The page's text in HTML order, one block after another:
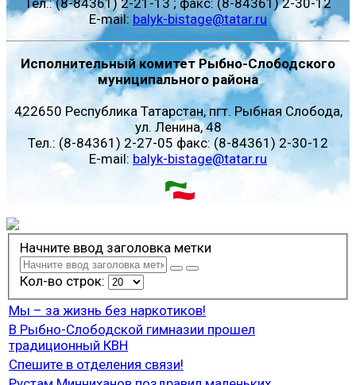
E-mail: balyk-bistage@tatar.ru
Исполнительный комитет Рыбно-Слободского
муниципального района
422650 Республика Татарстан, пгт. Рыбная Слобода,
ул. Ленина, 48
Тел.: (8-84361) 2-27-05 факс: (8-84361) 2-30-12
E-mail: balyk-bistage@tatar.ru
Начните ввод заголовка метки
Кол-во строк:
Мы – за жизнь без наркотиков!
В Рыбно-Слободской гимназии прошел
традиционный КВН
Спешите в отделения связи!